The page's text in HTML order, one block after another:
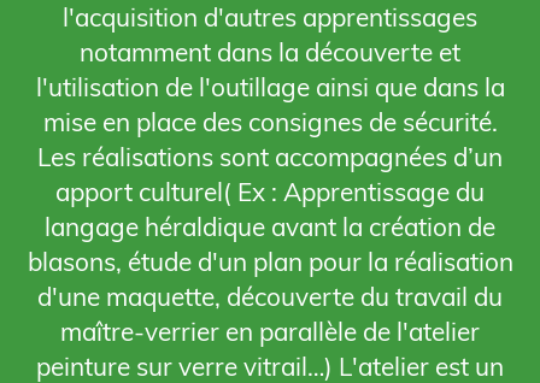
l'acquisition d'autres apprentissages
notamment dans la découverte et
l'utilisation de l'outillage ainsi que dans la
mise en place des consignes de sécurité.
Les réalisations sont accompagnées d’un
apport culturel( Ex : Apprentissage du
langage héraldique avant la création de
blasons, étude d'un plan pour la réalisation
d'une maquette, découverte du travail du
maître-verrier en parallèle de l'atelier
peinture sur verre vitrail…) L'atelier est un